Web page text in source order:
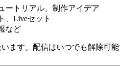
ートリアル、制作アイデア
、Liveセット
など
ます。配信はいつでも解除可